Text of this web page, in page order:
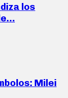
los
Milei